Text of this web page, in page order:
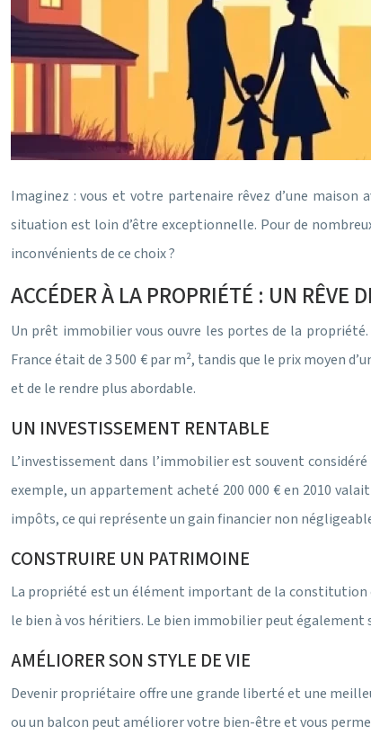
Imaginez : vous et votre partenaire rêvez d’une
situation est loin d’être exceptionnelle. Pour de
inconvénients de ce choix ?
ACCÉDER À LA PROPRIÉTÉ : UN RÊVE
Un prêt immobilier vous ouvre les portes de la
France était de 3 500 € par m², tandis que le prix moyen
et de le rendre plus abordable.
UN INVESTISSEMENT RENTABLE
L’investissement dans l’immobilier est souvent
exemple, un appartement acheté 200 000 € en 2010
impôts, ce qui représente un gain financier non
CONSTRUIRE UN PATRIMOINE
La propriété est un élément important de la
le bien à vos héritiers. Le bien immobilier peut également
AMÉLIORER SON STYLE DE VIE
Devenir propriétaire offre une grande liberté et une
ou un balcon peut améliorer votre bien-être et vous